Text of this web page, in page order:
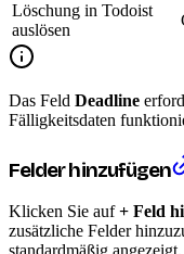
Löschung in Todoist
auslösen
Das Feld Deadline
Fälligkeitsdaten
Felder hinzufügen
Klicken Sie auf+ Feld
zusätzliche Felder